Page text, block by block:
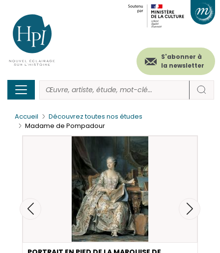
contenu
principal
Menu
secondaire
(header)
S'abonner à
la newsletter
Accueil
Découvrez toutes nos études
Madame de Pompadour